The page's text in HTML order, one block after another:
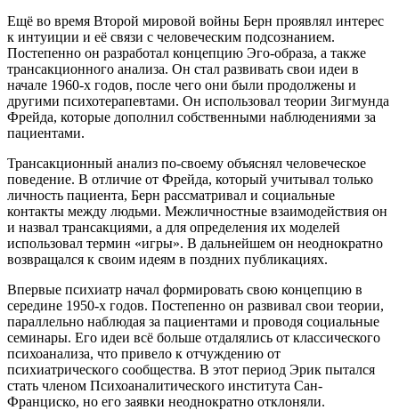
Ещё во время Второй мировой войны Берн проявлял интерес
к интуиции и её связи с человеческим подсознанием.
Постепенно он разработал концепцию Эго-образа, а также
трансакционного анализа. Он стал развивать свои идеи в
начале 1960-х годов, после чего они были продолжены и
другими психотерапевтами. Он использовал теории Зигмунда
Фрейда, которые дополнил собственными наблюдениями за
пациентами.
Трансакционный анализ по-своему объяснял человеческое
поведение. В отличие от Фрейда, который учитывал только
личность пациента, Берн рассматривал и социальные
контакты между людьми. Межличностные взаимодействия он
и назвал трансакциями, а для определения их моделей
использовал термин «игры». В дальнейшем он неоднократно
возвращался к своим идеям в поздних публикациях.
Впервые психиатр начал формировать свою концепцию в
середине 1950-х годов. Постепенно он развивал свои теории,
параллельно наблюдая за пациентами и проводя социальные
семинары. Его идеи всё больше отдалялись от классического
психоанализа, что привело к отчуждению от
психиатрического сообщества. В этот период Эрик пытался
стать членом Психоаналитического института Сан-
Франциско, но его заявки неоднократно отклоняли.